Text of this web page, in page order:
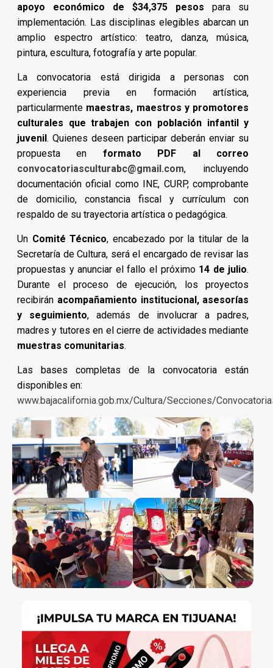
apoyo económico de $34,375 pesos para su
implementación. Las disciplinas elegibles abarcan un
amplio espectro artístico: teatro, danza, música,
pintura, escultura, fotografía y arte popular.
La convocatoria está dirigida a personas con
experiencia previa en formación artística,
particularmente maestras, maestros y promotores
culturales que trabajen con población infantil y
juvenil. Quienes deseen participar deberán enviar su
propuesta en formato PDF al correo
convocatoriasculturabc@gmail.com, incluyendo
documentación oficial como INE, CURP, comprobante
de domicilio, constancia fiscal y currículum con
respaldo de su trayectoria artística o pedagógica.
Un Comité Técnico, encabezado por la titular de la
Secretaría de Cultura, será el encargado de revisar las
propuestas y anunciar el fallo el próximo 14 de julio.
Durante el proceso de ejecución, los proyectos
recibirán acompañamiento institucional, asesorías
y seguimiento, además de involucrar a padres,
madres y tutores en el cierre de actividades mediante
muestras comunitarias.
Las bases completas de la convocatoria están
disponibles en:
www.bajacalifornia.gob.mx/Cultura/Secciones/